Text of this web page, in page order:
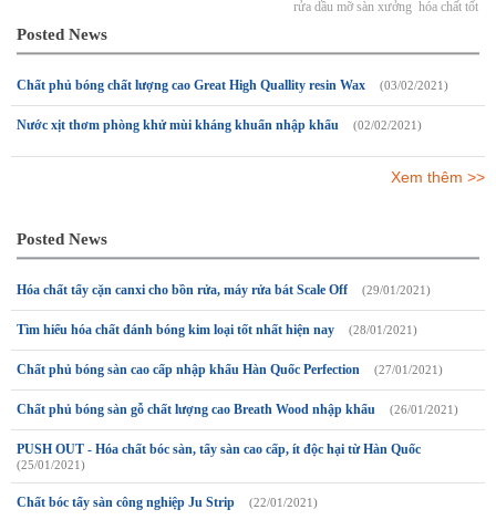
rửa dầu mỡ sàn xưởng hóa chất tốt
Posted News
Chất phủ bóng chất lượng cao Great High Quallity resin Wax (03/02/2021)
Nước xịt thơm phòng khử mùi kháng khuẩn nhập khẩu (02/02/2021)
Xem thêm >>
Posted News
Hóa chất tẩy cặn canxi cho bồn rửa, máy rửa bát Scale Off (29/01/2021)
Tìm hiểu hóa chất đánh bóng kim loại tốt nhất hiện nay (28/01/2021)
Chất phủ bóng sàn cao cấp nhập khẩu Hàn Quốc Perfection (27/01/2021)
Chất phủ bóng sàn gỗ chất lượng cao Breath Wood nhập khẩu (26/01/2021)
PUSH OUT - Hóa chất bóc sàn, tẩy sàn cao cấp, ít độc hại từ Hàn Quốc
(25/01/2021)
Chất bóc tẩy sàn công nghiệp Ju Strip (22/01/2021)